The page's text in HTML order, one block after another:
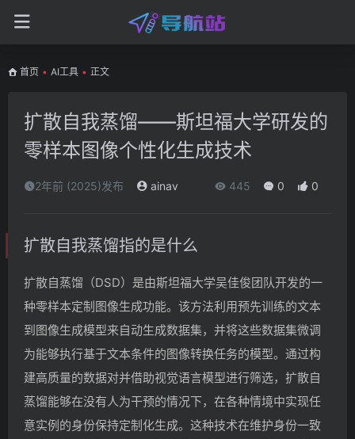
首页 • AI工具 • 正文
扩散自我蒸馏——斯坦福大学研发的
零样本图像个性化生成技术
2年前 (2025)发布 ainav 445 0 0
扩散自我蒸馏指的是什么
扩散自蒸馏（DSD）是由斯坦福大学吴佳俊团队开发的一
种零样本定制图像生成功能。该方法利用预先训练的文本
到图像生成模型来自动生成数据集，并将这些数据集微调
为能够执行基于文本条件的图像转换任务的模型。通过构
建高质量的数据对并借助视觉语言模型进行筛选，扩散自
蒸馏能够在没有人为干预的情况下，在各种情境中实现任
意实例的身份保持定制化生成。这种技术在维护身份一致